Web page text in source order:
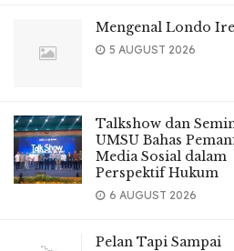
Mengenal Londo
5 AUGUST 2026
Talkshow dan
UMSU Bahas
Media Sosial dalam
Perspektif Hukum
6 AUGUST 2026
Pelan Tapi Sampai